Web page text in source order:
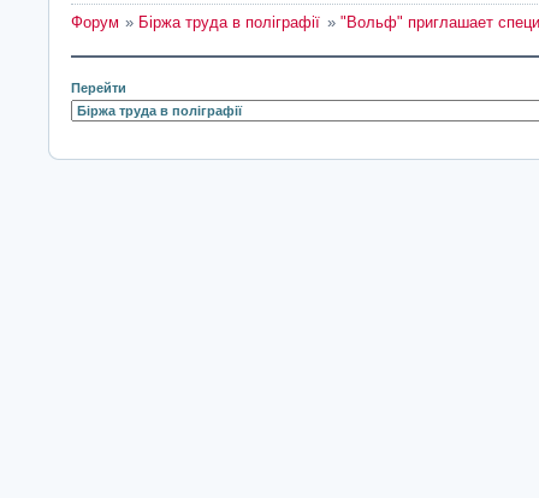
Форум » Біржа труда в поліграфії » "Вольф" приглашает
Перейти